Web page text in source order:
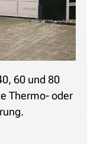
60 und 80
Thermo- oder